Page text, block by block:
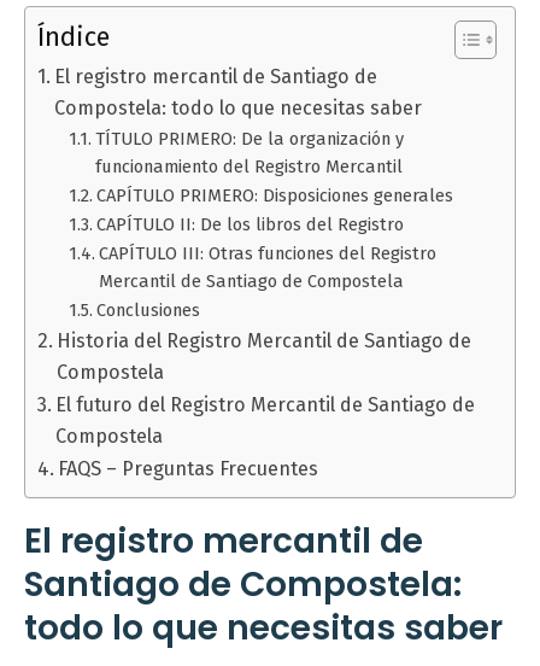
Índice
El registro mercantil de Santiago de
Compostela: todo lo que necesitas saber
TÍTULO PRIMERO: De la organización y
funcionamiento del Registro Mercantil
CAPÍTULO PRIMERO: Disposiciones generales
CAPÍTULO II: De los libros del Registro
CAPÍTULO III: Otras funciones del Registro
Mercantil de Santiago de Compostela
Conclusiones
Historia del Registro Mercantil de Santiago de
Compostela
El futuro del Registro Mercantil de Santiago de
Compostela
FAQS – Preguntas Frecuentes
El registro mercantil de
Santiago de Compostela:
todo lo que necesitas saber